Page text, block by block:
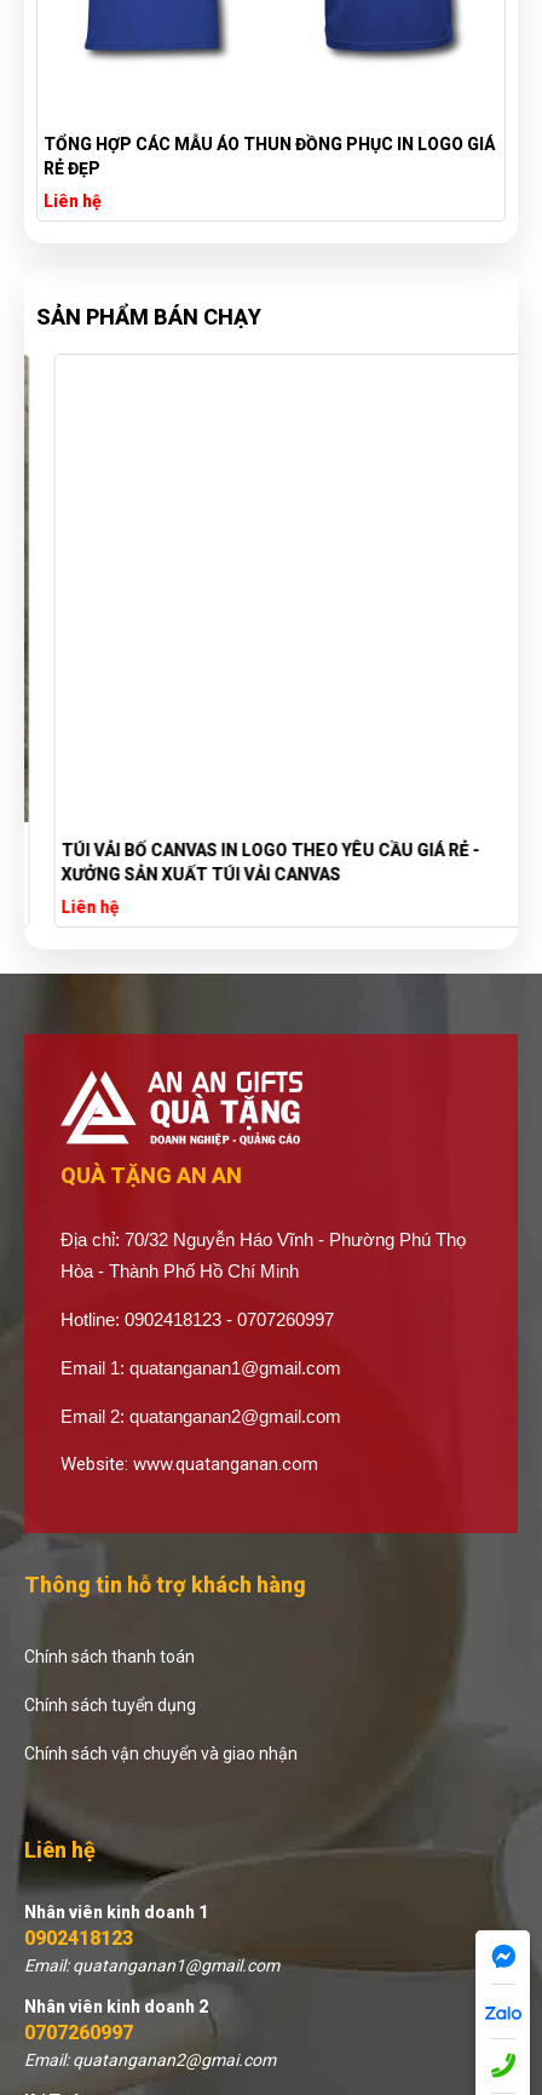
TỔNG HỢP CÁC MẪU ÁO THUN ĐỒNG PHỤC IN LOGO GIÁ
RẺ ĐẸP
Liên hệ
SẢN PHẨM BÁN CHẠY
TÚI VẢI BỐ CANVAS IN LOGO THEO YÊU CẦU GIÁ RẺ -
XƯỞNG SẢN XUẤT TÚI VẢI CANVAS
Liên hệ
QUÀ TẶNG AN AN
Địa chỉ: 70/32 Nguyễn Háo Vĩnh - Phường Phú Thọ
Hòa - Thành Phố Hồ Chí Minh
Hotline: 0902418123 - 0707260997
Email 1: quatanganan1@gmail.com
Email 2: quatanganan2@gmail.com
Website: www.quatanganan.com
Thông tin hỗ trợ khách hàng
Chính sách thanh toán
Chính sách tuyển dụng
Chính sách vận chuyển và giao nhận
Liên hệ
Nhân viên kinh doanh 1
0902418123
Email: quatanganan1@gmail.com
Nhân viên kinh doanh 2
0707260997
Email: quatanganan2@gmai.com